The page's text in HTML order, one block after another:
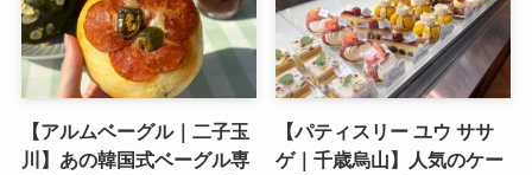
【アルムベーグル｜二子玉
川】あの韓国式ベーグル専
【パティスリー ユウ ササ
ゲ｜千歳烏山】人気のケー